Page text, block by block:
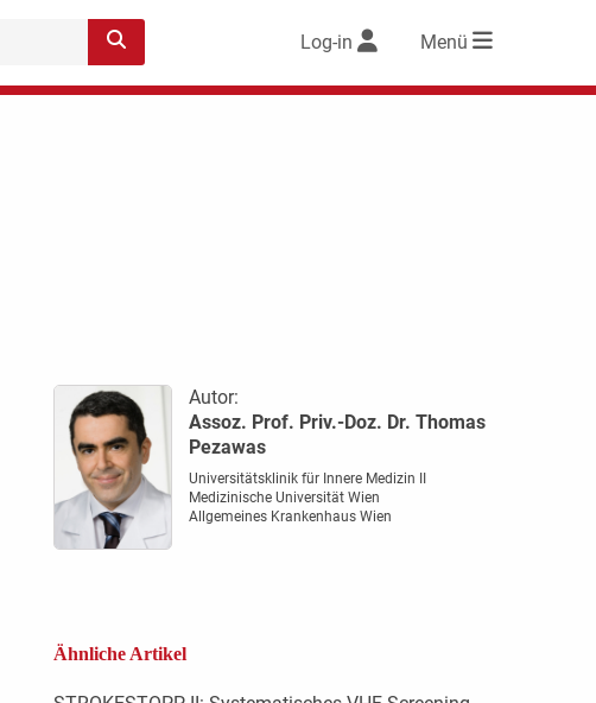
Log-in Menü
Autor:
Assoz. Prof. Priv.-Doz. Dr. Thomas
Pezawas
Universitätsklinik für Innere Medizin II
Medizinische Universität Wien
Allgemeines Krankenhaus Wien
Ähnliche Artikel